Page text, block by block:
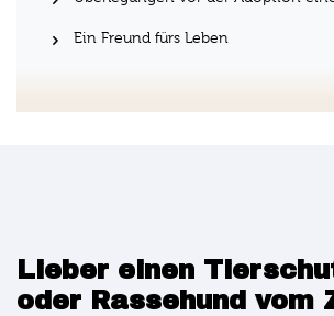
Ein Freund fürs Leben
Lieber einen
oder Rassehund vom